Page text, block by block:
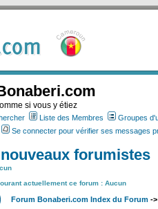
si vous y étiez
Liste des Membres Groupes
Se connecter pour vérifier ses messages
forumistes
actuellement ce forum : Aucun
Forum Bonaberi.com Index du Forum ->